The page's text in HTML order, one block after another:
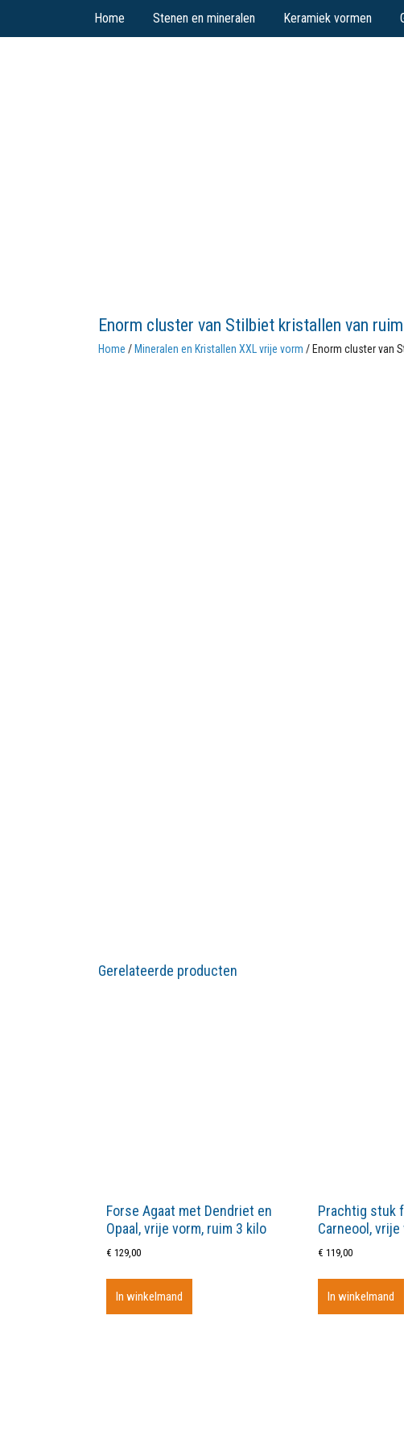
Home Stenen en mineralen Keramiek vormen
Enorm cluster van Stilbiet kristallen van
Home / Mineralen en Kristallen XXL vrije vorm / Enorm cluster van
Gerelateerde producten
Forse Agaat met Dendriet en
Opaal, vrije vorm, ruim 3 kilo
€ 129,00
In winkelmand
Prachtig stuk
Carneool, vrije
€ 119,00
In winkelmand